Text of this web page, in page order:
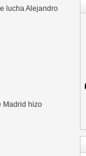
lucha Alejandro
Madrid hizo